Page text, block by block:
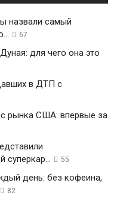
назвали самый
67
для чего она это
в ДТП с
рынка США: впервые за
суперкар...
55
день: без кофеина,
82